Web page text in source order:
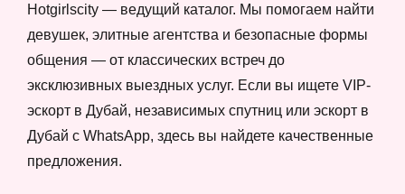
Hotgirlscity — ведущий каталог. Мы помогаем найти
девушек, элитные агентства и безопасные формы
общения — от классических встреч до
эксклюзивных выездных услуг. Если вы ищете VIP-
эскорт в Дубай, независимых спутниц или эскорт в
Дубай с WhatsApp, здесь вы найдете качественные
предложения.